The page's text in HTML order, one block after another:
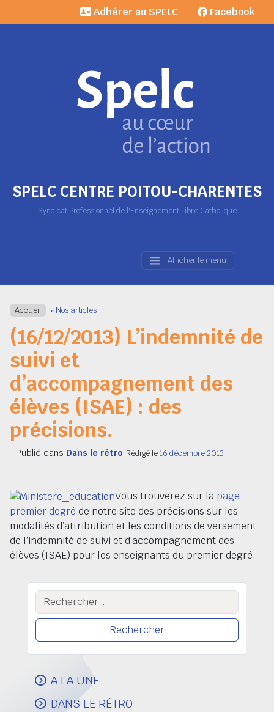
SPELC CENTRE POITOU-CHARENTES
Syndicat Professionnel de l'Enseignement Libre Catholique
Adhérer au SPELC Facebook
Afficher le menu
Accueil » Nos articles
(16/12/2013) L’indemnité de
suivi et
d’accompagnement des
élèves (ISAE) : des
précisions.
Publié dans Dans le rétro Rédigé le16 décembre 2013
Vous trouverez sur la page
premier degré de notre site des précisions sur les
modalités d’attribution et les conditions de versement
de l’indemnité de suivi et d’accompagnement des
élèves (ISAE) pour les enseignants du premier degré.
Rechercher :
A LA UNE
DANS LE RÉTRO